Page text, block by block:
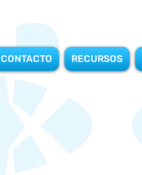
CONTACTO RECURSOS